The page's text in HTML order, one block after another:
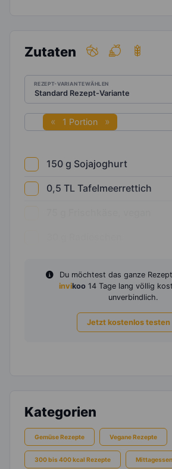
Zutaten
REZEPT-VARIANTE WÄHLEN
1 Portion
150 g Sojajoghurt
0,5 TL Tafelmeerrettich
Du möchtest das ganze
invikoo 14 Tage lang völlig
unverbindlich.
Jetzt kostenlos testen
Kategorien
Gemüse Rezepte Vegane Rezepte
300 bis 400 kcal Rezepte